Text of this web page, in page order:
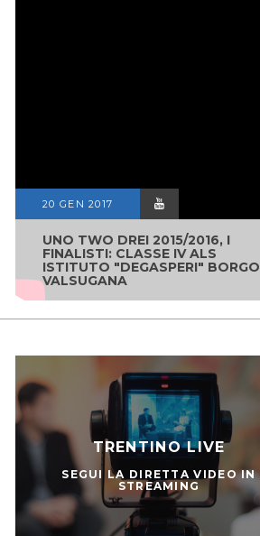
20 GEN 2017
UNO TWO DREI 2015/2016, I
FINALISTI: CLASSE IV ALS
ISTITUTO "DEGASPERI" BORGO
VALSUGANA
TRENTINO LIVE
SEGUI LA DIRETTA VIDEO IN
STREAMING